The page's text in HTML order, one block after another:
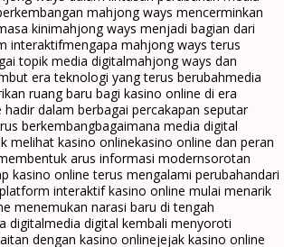
mahjong ways mencerminkan
kinimahjong ways menjadi bagian dari
interaktifmengapa mahjong ways terus
topik media digitalmahjong ways dan
era teknologi yang terus berubahmedia
ruang baru bagi kasino online di era
hadir dalam berbagai percakapan seputar
berkembangbagaimana media digital
melihat kasino onlinekasino online dan peran
arus informasi modernsorotan
kasino online terus mengalami perubahandari
interaktif kasino online mulai menarik
menemukan narasi baru di tengah
digitalmedia digital kembali menyoroti
dengan kasino onlinejejak kasino online